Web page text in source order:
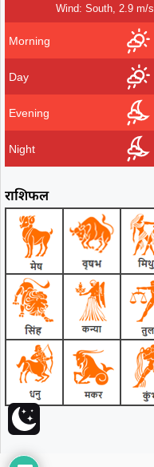
Wind: South, 2.9 m/s
Morning
Day
Evening
Night
राशिफल